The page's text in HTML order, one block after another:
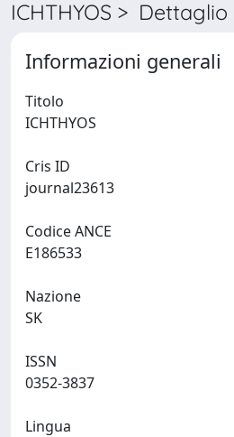
ICHTHYOS > Dettaglio
Informazioni generali
Titolo
Cris ID
Codice ANCE
Nazione
ISSN
Lingua